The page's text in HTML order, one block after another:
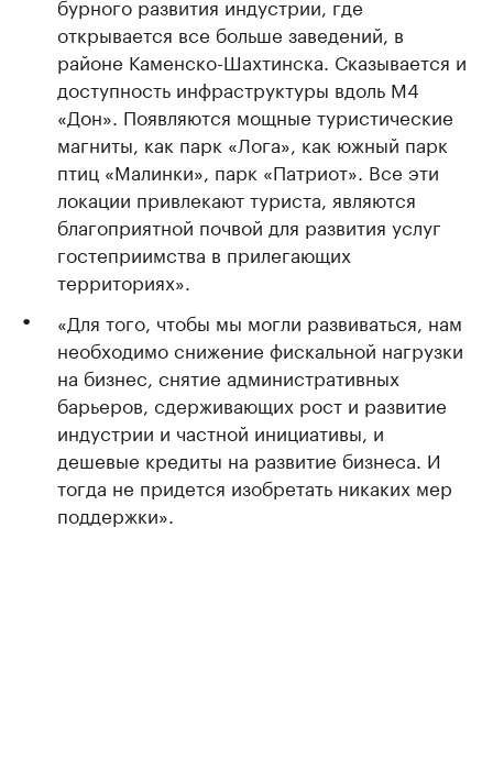
открывается все больше заведений, в
районе Каменско-Шахтинска. Сказывается и
доступность инфраструктуры вдоль М4
«Дон». Появляются мощные туристические
магниты, как парк «Лога», как южный парк
птиц «Малинки», парк «Патриот». Все эти
локации привлекают туриста, являются
благоприятной почвой для развития услуг
гостеприимства в прилегающих
территориях».
«Для того, чтобы мы могли развиваться, нам
необходимо снижение фискальной нагрузки
на бизнес, снятие административных
барьеров, сдерживающих рост и развитие
индустрии и частной инициативы, и
дешевые кредиты на развитие бизнеса. И
тогда не придется изобретать никаких мер
поддержки».